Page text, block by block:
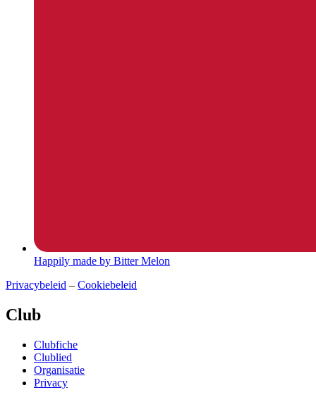
Happily made by Bitter Melon
Privacybeleid – Cookiebeleid
Club
Main
Menu
Clubfiche
Clublied
Organisatie
Privacy